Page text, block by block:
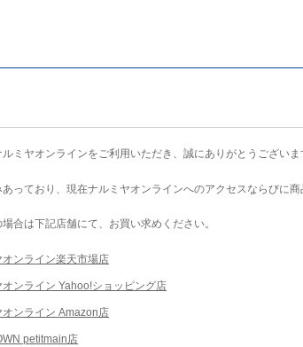
ルミヤオンラインをご利用いただき、誠にありがとうございま
あっており、現在ナルミヤオンラインへのアクセスならびに商
合は下記店舗にて、お買い求めください。
オンライン楽天市場店
ンライン Yahoo!ショッピング店
オンライン Amazon店
petitmain店